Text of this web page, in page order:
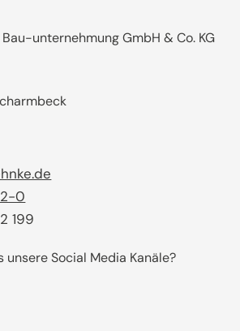
unternehmung GmbH & Co. KG
0
199
unsere Social Media Kanäle?